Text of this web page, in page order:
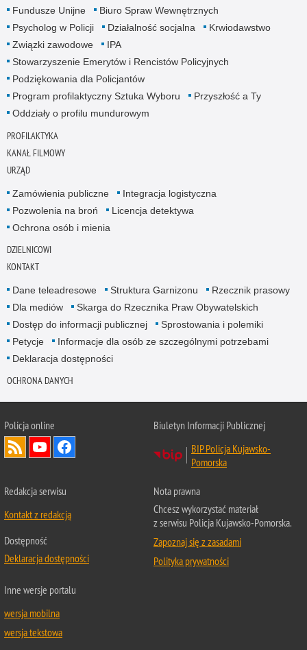
Fundusze Unijne
Biuro Spraw Wewnętrznych
Psycholog w Policji
Działalność socjalna
Krwiodawstwo
Związki zawodowe
IPA
Stowarzyszenie Emerytów i Rencistów Policyjnych
Podziękowania dla Policjantów
Program profilaktyczny Sztuka Wyboru
Przyszłość a Ty
Oddziały o profilu mundurowym
PROFILAKTYKA
KANAŁ FILMOWY
URZĄD
Zamówienia publiczne
Integracja logistyczna
Pozwolenia na broń
Licencja detektywa
Ochrona osób i mienia
DZIELNICOWI
KONTAKT
Dane teleadresowe Struktura Garnizonu
Rzecznik prasowy
Dla mediów
Skarga do Rzecznika Praw Obywatelskich
Dostęp do informacji publicznej
Sprostowania i polemiki
Petycje
Informacje dla osób ze szczególnymi potrzebami
Deklaracja dostępności
OCHRONA DANYCH
Policja online
Biuletyn Informacji Publicznej
BIP Policja Kujawsko-
Pomorska
Redakcja serwisu
Kontakt z redakcją
Dostępność
Deklaracja dostępności
Nota prawna
Chcesz wykorzystać materiał
z serwisu Policja Kujawsko-Pomorska.
Zapoznaj się z zasadami
Polityka prywatności
Inne wersje portalu
wersja mobilna
wersja tekstowa